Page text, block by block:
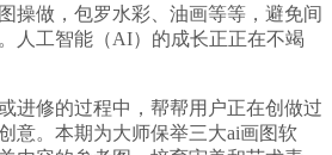
操做，包罗水彩、油画等等，避免间
人工智能（AI）的成长正正在不竭
修的过程中，帮帮用户正在创做过
意。本期为大师保举三大ai画图软